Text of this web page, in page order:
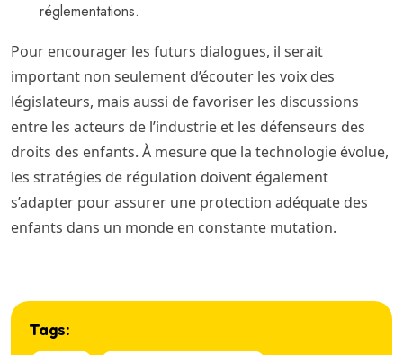
réglementations.
Pour encourager les futurs dialogues, il serait
important non seulement d’écouter les voix des
législateurs, mais aussi de favoriser les discussions
entre les acteurs de l’industrie et les défenseurs des
droits des enfants. À mesure que la technologie évolue,
les stratégies de régulation doivent également
s’adapter pour assurer une protection adéquate des
enfants dans un monde en constante mutation.
Tags: